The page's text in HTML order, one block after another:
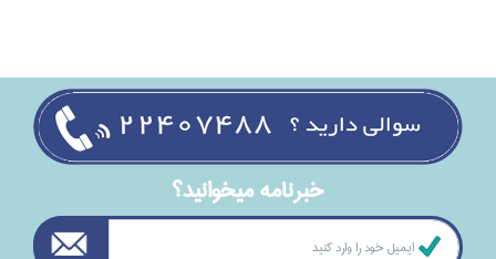
خبرنامه ميخوانيد؟